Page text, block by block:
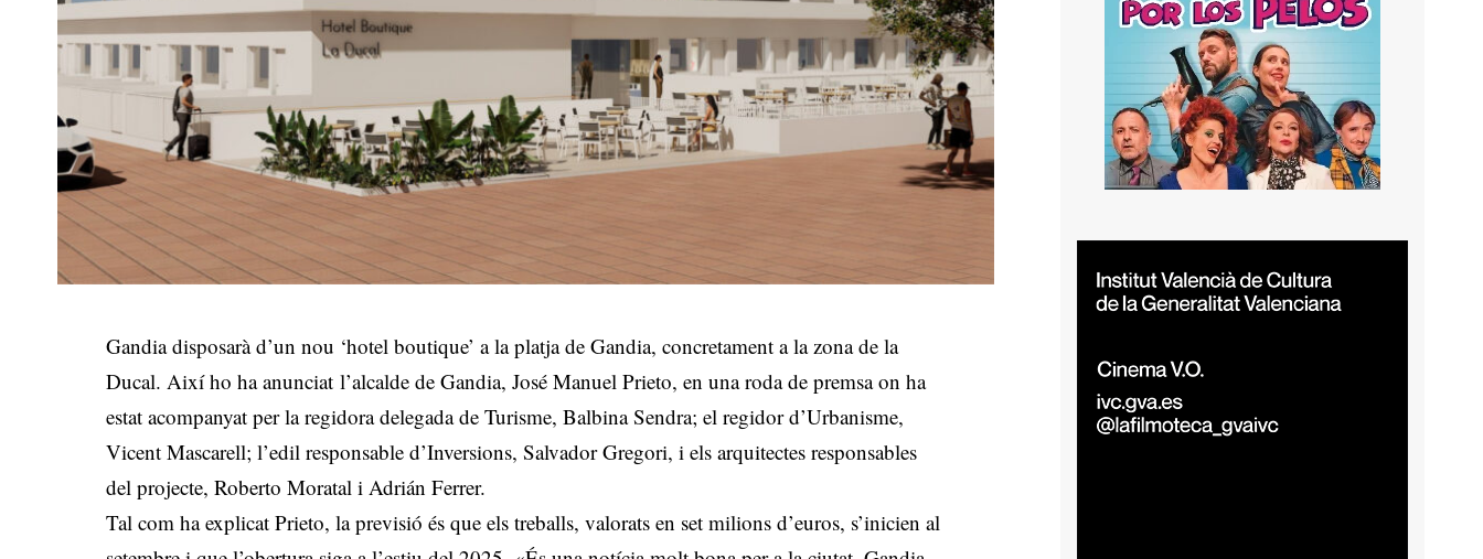
Gandia disposarà d’un nou ‘hotel boutique’ a la platja de Gandia, concretament a la zona de la
Ducal. Així ho ha anunciat l’alcalde de Gandia, José Manuel Prieto, en una roda de premsa on ha
estat acompanyat per la regidora delegada de Turisme, Balbina Sendra; el regidor d’Urbanisme,
Vicent Mascarell; l’edil responsable d’Inversions, Salvador Gregori, i els arquitectes responsables
del projecte, Roberto Moratal i Adrián Ferrer.
Tal com ha explicat Prieto, la previsió és que els treballs, valorats en set milions d’euros, s’inicien al